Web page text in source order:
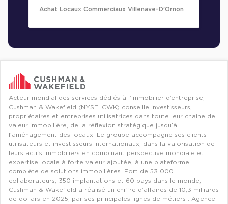
Achat Locaux Commerciaux Villenave-D'Ornon
Acteur mondial des services dédiés à l’immobilier d’entreprise,
Cushman & Wakefield (NYSE: CWK) conseille investisseurs,
propriétaires et entreprises utilisatrices dans toute leur chaîne de
valeur immobilière, de la réflexion stratégique jusqu’à
l’aménagement des locaux. Le groupe accompagne ses clients
utilisateurs et investisseurs internationaux, dans la valorisation de
leurs actifs immobiliers en combinant perspective mondiale et
expertise locale à forte valeur ajoutée, à une plateforme
complète de solutions immobilières. Fort de 53 000
collaborateurs, 350 implantations et 60 pays dans le monde,
Cushman & Wakefield a réalisé un chiffre d’affaires de 10,3 milliards
de dollars en 2025, par ses principales lignes de métiers : Agence